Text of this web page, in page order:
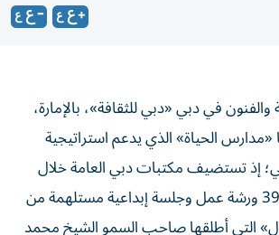
في دبي «دبي للثقافة»، بالإمارة،
الحياة» الذي يدعم استراتيجية
إذ تستضيف مكتبات دبي العامة خلال
أغسطس الجاري، 39 ورشة عمل وجلسة إبداعية مستلهمة من
التي أطلقها صاحب السمو الشيخ محمد